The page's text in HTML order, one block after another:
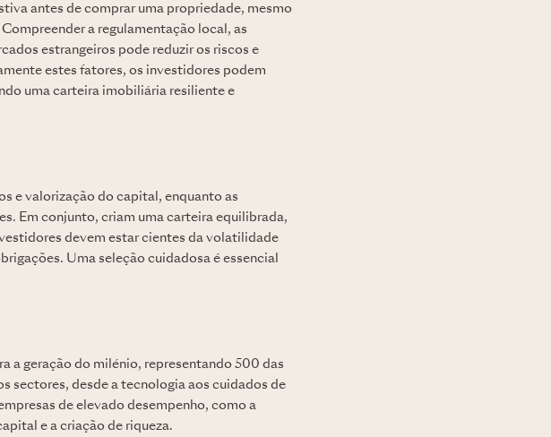
antes de comprar uma propriedade, mesmo
a regulamentação local, as
estrangeiros pode reduzir os riscos e
estes fatores, os investidores podem
uma carteira imobiliária resiliente e
e valorização do capital, enquanto as
Em conjunto, criam uma carteira equilibrada,
devem estar cientes da volatilidade
Uma seleção cuidadosa é essencial
a geração do milénio, representando 500 das
sectores, desde a tecnologia aos cuidados de
de elevado desempenho, como a
e a criação de riqueza.